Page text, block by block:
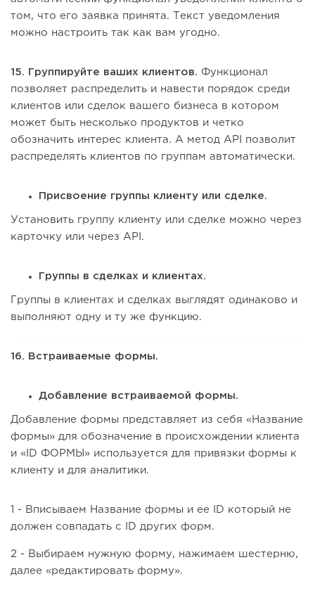
том, что его заявка принята. Текст уведомления
можно настроить так как вам угодно.
15. Группируйте ваших клиентов. Функционал
позволяет распределить и навести порядок среди
клиентов или сделок вашего бизнеса в котором
может быть несколько продуктов и четко
обозначить интерес клиента. А метод API позволит
распределять клиентов по группам автоматически.
Присвоение группы клиенту или сделке.
Установить группу клиенту или сделке можно через
карточку или через API.
Группы в сделках и клиентах.
Группы в клиентах и сделках выглядят одинаково и
выполняют одну и ту же функцию.
16. Встраиваемые формы.
Добавление встраиваемой формы.
Добавление формы представляет из себя «Название
формы» для обозначение в происхождении клиента
и «ID ФОРМЫ» используется для привязки формы к
клиенту и для аналитики.
1 - Вписываем Название формы и ее ID который не
должен совпадать с ID других форм.
2 - Выбираем нужную форму, нажимаем шестерню,
далее «редактировать форму».